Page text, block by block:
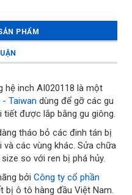
PHẨM
hệ inch AI020118 là một
Taiwan dùng để gỡ các gu
được lắp bằng gu giông.
tháo bỏ các đinh tán bị
các vùng khác. Sửa chữa
so với ren bị phá hủy.
bởi Công ty cổ phần
bị ô tô hàng đầu Việt Nam.